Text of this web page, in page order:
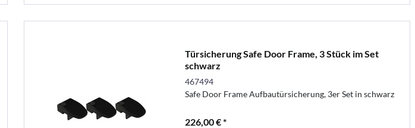
Türsicherung Safe Door Frame, 3 Stück im Set
schwarz
467494
Safe Door Frame Aufbautürsicherung, 3er Set in schwarz
226,00 € *